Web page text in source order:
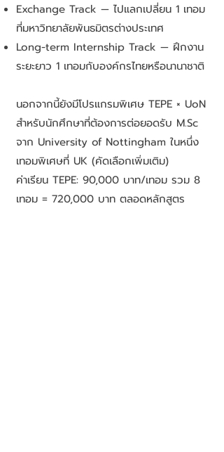
Exchange Track — ไปแลกเปลี่ยน 1 เทอม
ที่มหาวิทยาลัยพันธมิตรต่างประเทศ
Long-term Internship Track — ฝึกงาน
ระยะยาว 1 เทอมกับองค์กรไทยหรือนานาชาติ
นอกจากนี้ยังมีโปรแกรมพิเศษ TEPE × UoN
สำหรับนักศึกษาที่ต้องการต่อยอดรับ M.Sc
จาก University of Nottingham ในหนึ่ง
เทอมพิเศษที่ UK (คัดเลือกเพิ่มเติม)
ค่าเรียน TEPE: 90,000 บาท/เทอม รวม 8
เทอม = 720,000 บาท ตลอดหลักสูตร